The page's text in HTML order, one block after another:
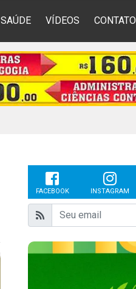
SAÚDE VÍDEOS CONTATO
FACEBOOK INSTAGRAM